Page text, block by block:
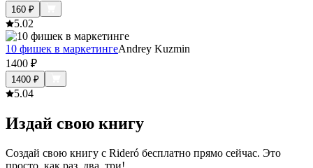
160 ₽
5.02
10 фишек в маркетингеAndrey Kuzmin
1400 ₽
1400 ₽
5.04
Издай свою книгу
Создай свою книгу с Rideró бесплатно прямо сейчас. Это
просто, как раз, два, три!